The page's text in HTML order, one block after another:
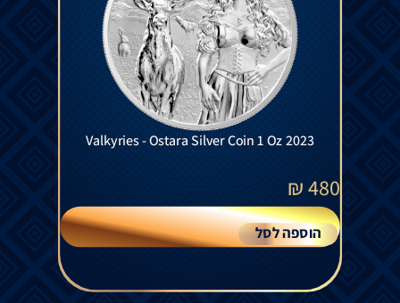
Valkyries - Ostara Silver Coin 1 Oz 2023
480
₪
הוספה לסל